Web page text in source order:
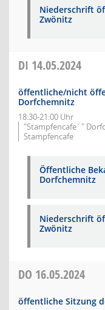
Niederschrift
Zwönitz
DI 14.05.2024
öffentliche/nicht
Dorfchemnitz
18:30-21:00 Uhr
"Stampfencafe´"
Stampfencafe
Öffentliche
Dorfchemnitz
Niederschrift
Zwönitz
DO 16.05.2024
öffentliche Sitzung